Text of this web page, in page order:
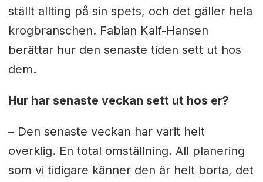
ställt allting på sin spets, och det gäller hela
krogbranschen. Fabian Kalf-Hansen
berättar hur den senaste tiden sett ut hos
dem.
Hur har senaste veckan sett ut hos er?
– Den senaste veckan har varit helt
overklig. En total omställning. All planering
som vi tidigare känner den är helt borta, det